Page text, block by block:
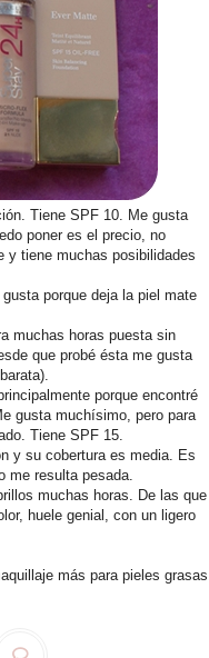
Tiene SPF 10. Me gusta
poner es el precio, no
y tiene muchas posibilidades
porque deja la piel mate
muchas horas puesta sin
que probé ésta me gusta
porque encontré
gusta muchísimo, pero para
Tiene SPF 15.
y su cobertura es media. Es
me resulta pesada.
muchas horas. De las que
huele genial, con un ligero
más para pieles grasas